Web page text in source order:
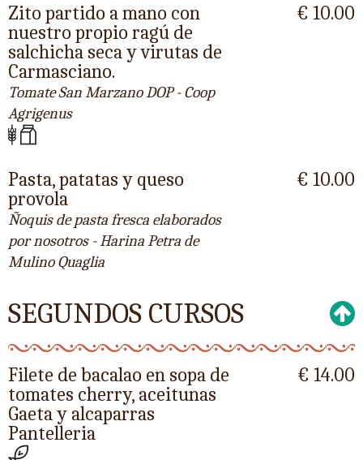
Zito partido a mano con
nuestro propio ragú de
salchicha seca y virutas de
Carmasciano.
Tomate San Marzano DOP - Coop
Agrigenus
€ 10.00
Pasta, patatas y queso
provola
Ñoquis de pasta fresca elaborados
por nosotros - Harina Petra de
Mulino Quaglia
€ 10.00
SEGUNDOS CURSOS
Filete de bacalao en sopa de
tomates cherry, aceitunas
Gaeta y alcaparras
Pantelleria
€ 14.00